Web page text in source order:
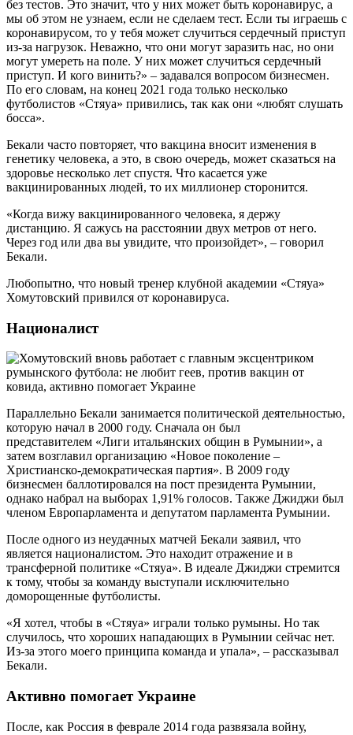
без тестов. Это значит, что у них может быть коронавирус, а
мы об этом не узнаем, если не сделаем тест. Если ты играешь с
коронавирусом, то у тебя может случиться сердечный приступ
из-за нагрузок. Неважно, что они могут заразить нас, но они
могут умереть на поле. У них может случиться сердечный
приступ. И кого винить?» – задавался вопросом бизнесмен.
По его словам, на конец 2021 года только несколько
футболистов «Стяуа» привились, так как они «любят слушать
босса».
Бекали часто повторяет, что вакцина вносит изменения в
генетику человека, а это, в свою очередь, может сказаться на
здоровье несколько лет спустя. Что касается уже
вакцинированных людей, то их миллионер сторонится.
«Когда вижу вакцинированного человека, я держу
дистанцию. Я сажусь на расстоянии двух метров от него.
Через год или два вы увидите, что произойдет», – говорил
Бекали.
Любопытно, что новый тренер клубной академии «Стяуа»
Хомутовский привился от коронавируса.
Националист
Параллельно Бекали занимается политической деятельностью,
которую начал в 2000 году. Сначала он был
представителем «Лиги итальянских общин в Румынии», а
затем возглавил организацию «Новое поколение –
Христианско-демократическая партия». В 2009 году
бизнесмен баллотировался на пост президента Румынии,
однако набрал на выборах 1,91% голосов. Также Джиджи был
членом Европарламента и депутатом парламента Румынии.
После одного из неудачных матчей Бекали заявил, что
является националистом. Это находит отражение и в
трансферной политике «Стяуа». В идеале Джиджи стремится
к тому, чтобы за команду выступали исключительно
доморощенные футболисты.
«Я хотел, чтобы в «Стяуа» играли только румыны. Но так
случилось, что хороших нападающих в Румынии сейчас нет.
Из-за этого моего принципа команда и упала», – рассказывал
Бекали.
Активно помогает Украине
После, как Россия в феврале 2014 года развязала войну,